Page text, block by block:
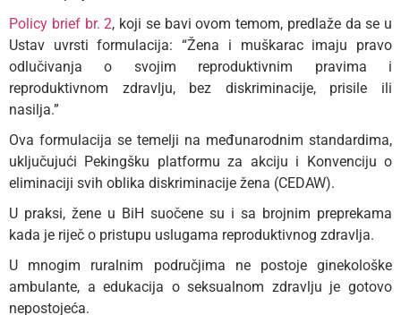
Policy brief br. 2, koji se bavi ovom temom, predlaže da se u
Ustav uvrsti formulacija: “Žena i muškarac imaju pravo
odlučivanja o svojim reproduktivnim pravima i
reproduktivnom zdravlju, bez diskriminacije, prisile ili
nasilja.”
Ova formulacija se temelji na međunarodnim standardima,
uključujući Pekingšku platformu za akciju i Konvenciju o
eliminaciji svih oblika diskriminacije žena (CEDAW).
U praksi, žene u BiH suočene su i sa brojnim preprekama
kada je riječ o pristupu uslugama reproduktivnog zdravlja.
U mnogim ruralnim područjima ne postoje ginekološke
ambulante, a edukacija o seksualnom zdravlju je gotovo
nepostojeća.